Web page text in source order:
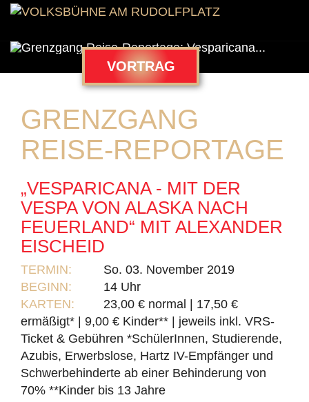
VORTRAG
GRENZGANG
REISE-REPORTAGE
„VESPARICANA - MIT DER
VESPA VON ALASKA NACH
FEUERLAND“ MIT ALEXANDER
EISCHEID
TERMIN:
So. 03. November 2019
BEGINN:
14 Uhr
KARTEN:
23,00 € normal | 17,50 €
ermäßigt* | 9,00 € Kinder** | jeweils inkl. VRS-
Ticket & Gebühren *SchülerInnen, Studierende,
Azubis, Erwerbslose, Hartz IV-Empfänger und
Schwerbehinderte ab einer Behinderung von
70% **Kinder bis 13 Jahre